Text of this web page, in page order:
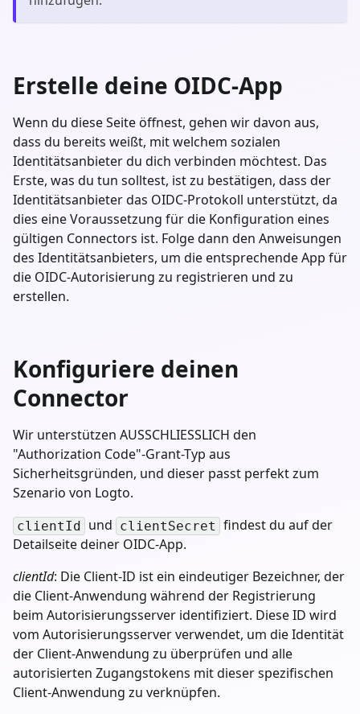
Erstelle deine OIDC-App
Wenn du diese Seite öffnest, gehen wir davon aus,
dass du bereits weißt, mit welchem sozialen
Identitätsanbieter du dich verbinden möchtest. Das
Erste, was du tun solltest, ist zu bestätigen, dass der
Identitätsanbieter das OIDC-Protokoll unterstützt, da
dies eine Voraussetzung für die Konfiguration eines
gültigen Connectors ist. Folge dann den Anweisungen
des Identitätsanbieters, um die entsprechende App für
die OIDC-Autorisierung zu registrieren und zu
erstellen.
Konfiguriere deinen
Connector
Wir unterstützen AUSSCHLIESSLICH den
"Authorization Code"-Grant-Typ aus
Sicherheitsgründen, und dieser passt perfekt zum
Szenario von Logto.
clientId und clientSecret findest du auf der
Detailseite deiner OIDC-App.
clientId: Die Client-ID ist ein eindeutiger Bezeichner, der
die Client-Anwendung während der Registrierung
beim Autorisierungsserver identifiziert. Diese ID wird
vom Autorisierungsserver verwendet, um die Identität
der Client-Anwendung zu überprüfen und alle
autorisierten Zugangstokens mit dieser spezifischen
Client-Anwendung zu verknüpfen.